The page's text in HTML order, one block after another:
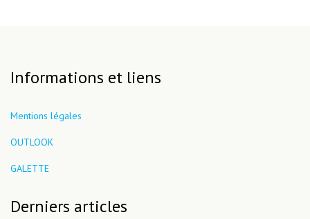
Informations et liens
Mentions légales
OUTLOOK
GALETTE
Derniers articles